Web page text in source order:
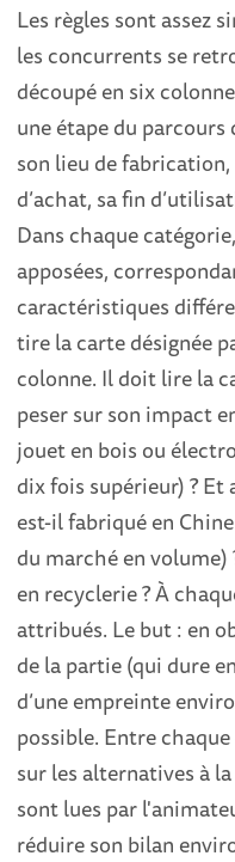
Les règles sont assez
les concurrents se
découpé en six
une étape du parcours
son lieu de
d’achat, sa fin
Dans chaque
apposées,
caractéristiques
tire la carte désignée
colonne. Il doit lire la
peser sur son impact
jouet en bois ou
dix fois supérieur) ? Et
est-il fabriqué en
du marché en
en recyclerie ? À
attribués. Le but : en
de la partie (qui dure
d’une empreinte
possible. Entre
sur les alternatives à
sont lues par
réduire son bilan